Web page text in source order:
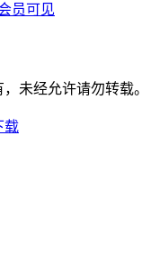
员可见
未经允许请勿转载。
载